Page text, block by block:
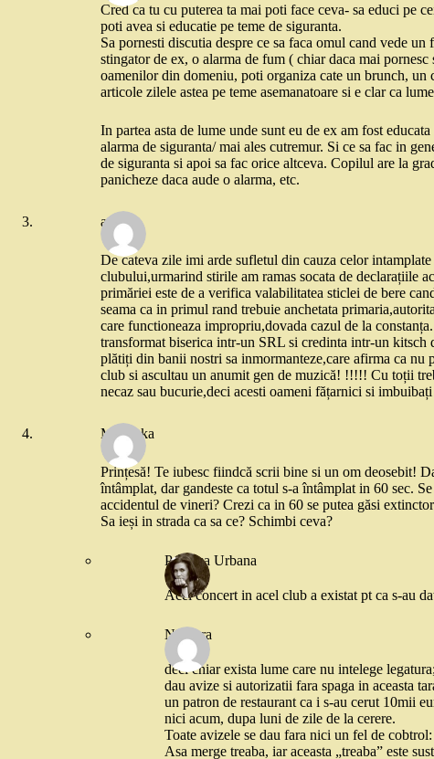
Cred ca tu cu puterea ta mai poti face ceva- sa educi pe
poti avea si educatie pe teme de siguranta.
Sa pornesti discutia despre ce sa faca omul cand vede
stingator de ex, o alarma de fum ( chiar daca mai
oamenilor din domeniu, poti organiza cate un brunch,
articole zilele astea pe teme asemanatoare si e clar ca
In partea asta de lume unde sunt eu de ex am fost
alarma de siguranta/ mai ales cutremur. Si ce sa fac in
de siguranta si apoi sa fac orice altceva. Copilul are la
panicheze daca aude o alarma, etc.
anca
De cateva zile imi arde sufletul din cauza celor
clubului,urmarind stirile am ramas socata de declarațiile
primăriei este de a verifica valabilitatea sticlei de bere
seama ca in primul rand trebuie anchetata
care functioneaza impropriu,dovada cazul de la
transformat biserica intr-un SRL si credinta intr-un
plătiți din banii nostri sa inmormanteze,care afirma ca
club si ascultau un anumit gen de muzică! !!!!! Cu toții
necaz sau bucurie,deci acesti oameni fățarnici si
Marishka
Prințesă! Te iubesc fiindcă scrii bine si un om deosebit!
întâmplat, dar gandeste ca totul s-a întâmplat in 60 sec.
accidentul de vineri? Crezi ca in 60 se putea găsi
Sa ieși in strada ca sa ce? Schimbi ceva?
Printesa Urbana
Acel concert in acel club a existat pt ca s-au
Nilufera
deci chiar exista lume care nu intelege
dau avize si autorizatii fara spaga in aceasta
un patron de restaurant ca i s-au cerut 10mii
nici acum, dupa luni de zile de la cerere.
Toate avizele se dau fara nici un fel de cobtrol:
Asa merge treaba, iar aceasta „treaba” este